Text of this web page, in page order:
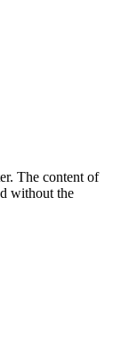
The content of
without the